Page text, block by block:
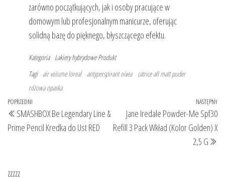
zarówno początkujących, jak i osoby pracujące w
domowym lub profesjonalnym manicurze, oferując
solidną bazę do pięknego, błyszczącego efektu.
Kategoria Lakiery hybrydowe Produkt
Tagi air volume loreal antyperspirant nivea
catrice all matt puder
różowa opaska
Nawigacja
wpisu
Poprzedni
wpis
POPRZEDNI
SMASHBOX Be Legendary Line &
Prime Pencil Kredka do Ust RED
NASTĘPNY
Jane Iredale Powder-Me Spf30
Refill 3 Pack Wkład (Kolor Golden) X
2,5 G
zzzzz